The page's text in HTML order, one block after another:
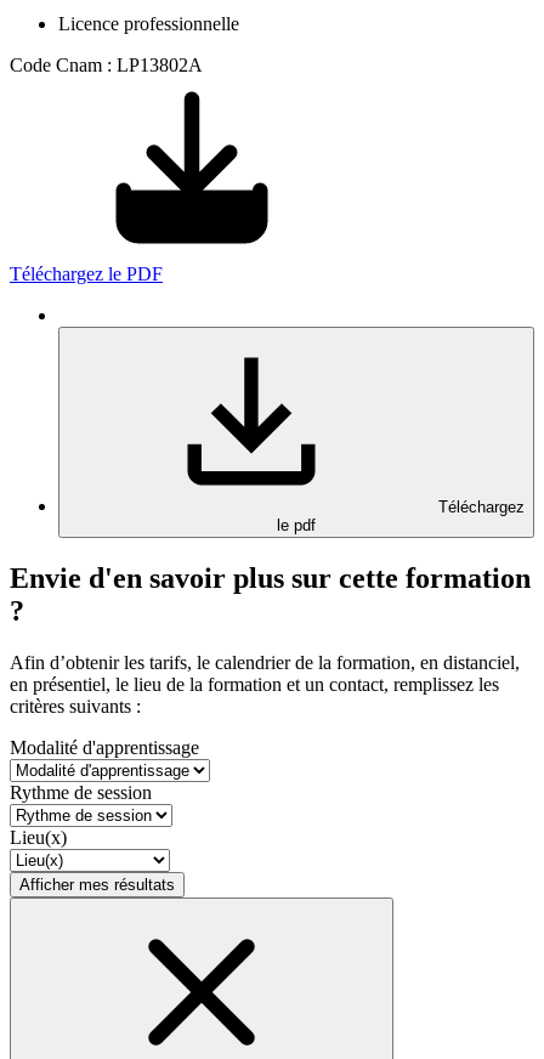
Licence professionnelle
Code Cnam : LP13802A
Téléchargez le PDF
Téléchargez
le pdf
Envie d'en savoir plus sur cette formation
?
Afin d’obtenir les tarifs, le calendrier de la formation, en distanciel,
en présentiel, le lieu de la formation et un contact, remplissez les
critères suivants :
Modalité d'apprentissage
Rythme de session
Lieu(x)
Afficher mes résultats